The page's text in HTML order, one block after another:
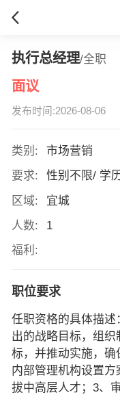
执行总经理/全职
面议
发布时间:2026-08-06
类别:
市场营销
要求:
性别不限/ 学
区域:
宜城
人数:
1
福利:
职位要求
任职资格的具体描
出的战略目标，组织
标，并推动实施，确
内部管理机构设置
拔中高层人才；3、